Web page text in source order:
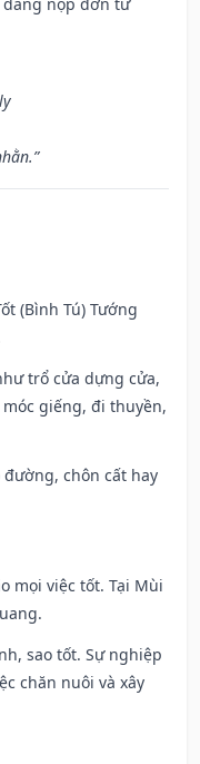
(Bình Tú) Tướng
trổ cửa dựng cửa,
giếng, đi thuyền,
chôn cất hay
mọi việc tốt. Tại Mùi
sao tốt. Sự nghiệp
chăn nuôi và xây